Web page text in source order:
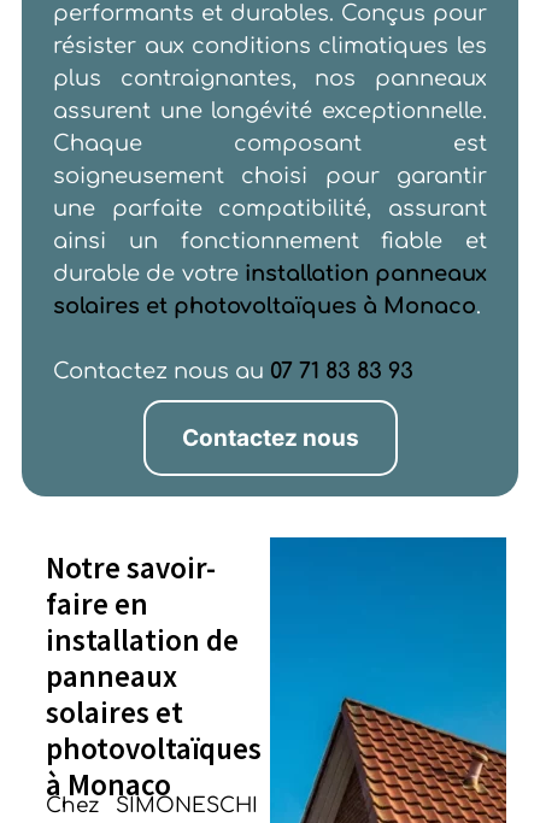
performants et durables. Conçus pour
résister aux conditions climatiques les
plus contraignantes, nos panneaux
assurent une longévité exceptionnelle.
Chaque composant est
soigneusement choisi pour garantir
une parfaite compatibilité, assurant
ainsi un fonctionnement fiable et
durable de votre installation panneaux
solaires et photovoltaïques à Monaco.
Contactez nous au 07 71 83 83 93
Contactez nous
Notre savoir-
faire en
installation de
panneaux
solaires et
photovoltaïques
à Monaco
Chez SIMONESCHI